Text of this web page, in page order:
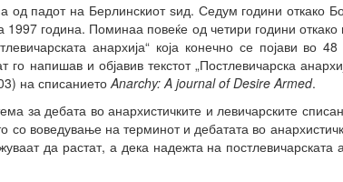
падот на Берлинскиот ѕид. Седум години откако
1997 година. Поминаа повеќе од четири години
анархија“ која конечно се појави
го напишав и објавив текстот „Постлевичарска
на списаниетоAnarchy: A journal of Desire Armed.
за дебата во анархистичките и левичарските
воведување на терминот и дебатата во
да растат, а дека надежта на